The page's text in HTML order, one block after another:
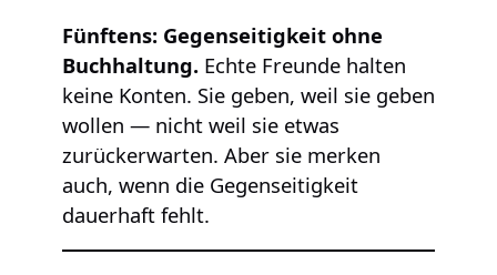
Fünftens: Gegenseitigkeit ohne
Buchhaltung. Echte Freunde halten
keine Konten. Sie geben, weil sie geben
wollen — nicht weil sie etwas
zurückerwarten. Aber sie merken
auch, wenn die Gegenseitigkeit
dauerhaft fehlt.